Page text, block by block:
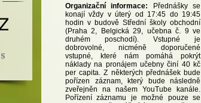
Organizační informace: Přednášky se
konají vždy v úterý od 17:45 do 19:45
hodin v budově Střední školy obchodní
(Praha 2, Belgická 29, učebna č. 9 ve
druhém poschodí). Vstupné je
dobrovolné, nicméně doporučené
vstupné, které nám pomáhá pokrýt
náklady na pronájem učebny činí 40 kč
per capita. Z některých přednášek bude
pořízen záznam, který bude následně
zveřejněn na našem YouTube kanále.
Pořízení záznamu je možné pouze se